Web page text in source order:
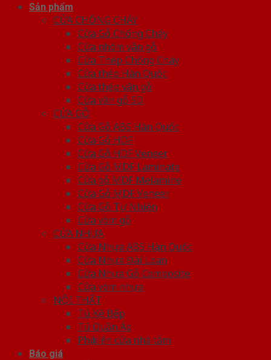
Sản phẩm
CỬA CHỐNG CHÁY
Cửa Gỗ Chống Cháy
Cửa nhôm vân gỗ
Cửa Thép Chống Cháy
Cửa thép Hàn Quốc
Cửa thép vân gỗ
Cửa vân gỗ 5D
CỬA GỖ
Cửa Gỗ ABS Hàn Quốc
Cửa Gỗ HDF
Cửa Gỗ HDF Veneer
Cửa Gỗ MDF Laminate
Cửa gỗ MDF Melamine
Cửa Gỗ MDF Veneer
Cửa Gỗ Tự Nhiên
Cửa vòm gỗ
CỬA NHỰA
Cửa Nhựa ABS Hàn Quốc
Cửa Nhựa Đài Loan
Cửa Nhựa Gỗ Composite
Cửa vòm nhựa
NỘI THẤT
Tủ Kệ Bếp
Tủ Quần Áo
Phụ kiện cửa nhà tắm
Báo giá